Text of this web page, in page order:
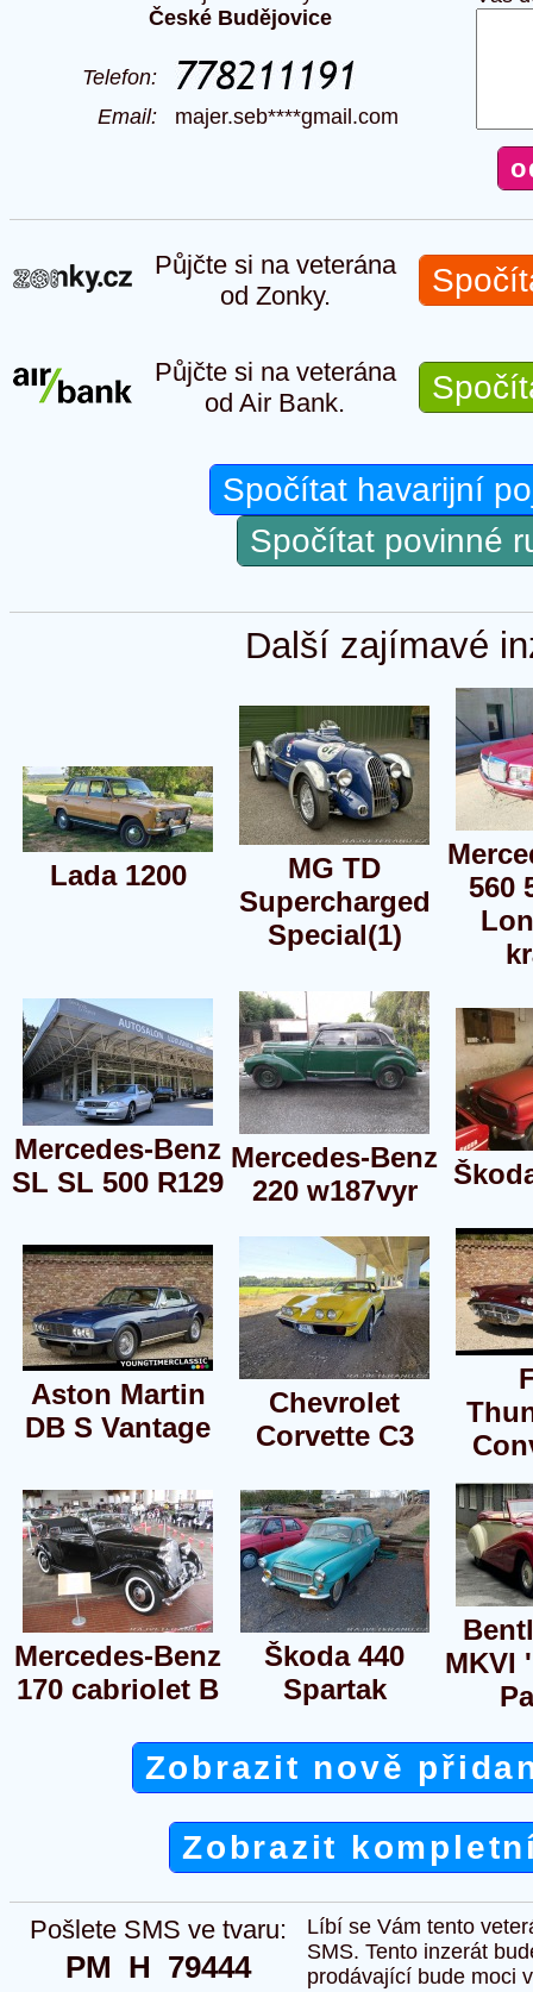
České Budějovice
Telefon:
Email: majer.seb****gmail.com
Půjčte si na veterána
od Zonky.
Půjčte si na veterána
od Air Bank.
Spočítat havarijní
Spočítat povinné
Další zajímavé
Lada 1200
MG TD
Supercharged
Special(1)
560
Mercedes-Benz
SL SL 500 R129
Mercedes-Benz
220 w187vyr
Aston Martin
DB S Vantage
Chevrolet
Corvette C3
Mercedes-Benz
170 cabriolet B
Škoda 440
Spartak
MKVI
Zobrazit nově
Zobrazit
Pošlete SMS ve tvaru:
PM  H  79444
Líbí se Vám tento
SMS. Tento inzerát
prodávající bude moci